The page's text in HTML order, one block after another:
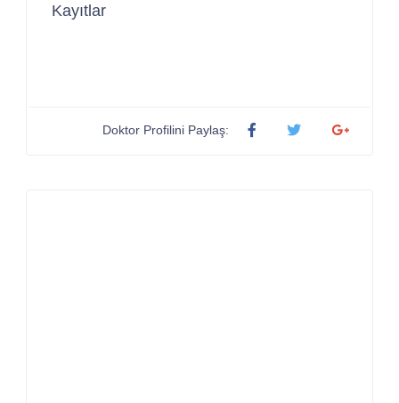
Kayıtlar
Doktor Profilini Paylaş: